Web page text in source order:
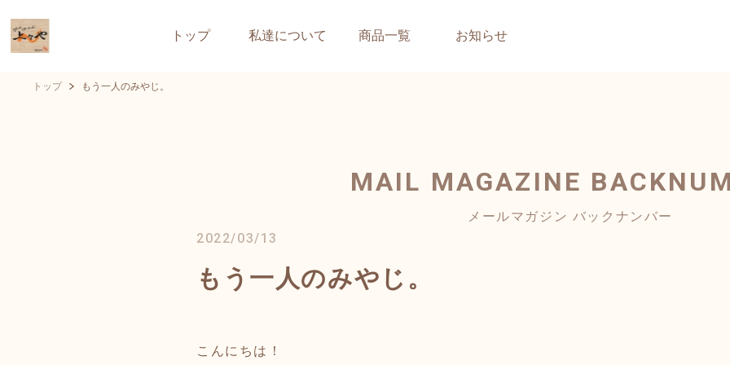
トップ 私達について 商品一覧 お知らせ
トップ もう一人のみやじ。
MAIL MAGAZINE
メールマガジン バックナンバー
2022/03/13
もう一人のみやじ。
こんにちは！